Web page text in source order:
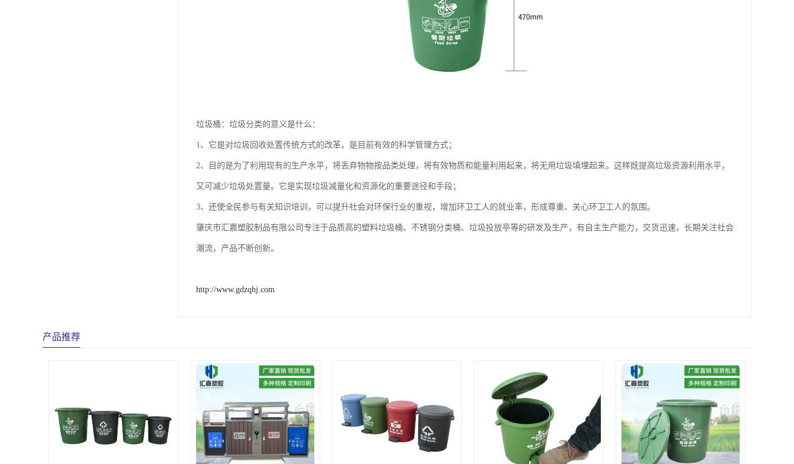
垃圾桶：垃圾分类的意义是什么：
1、它是对垃圾回收处置传统方式的改革，是目前有效的科学管理方式；
2、目的是为了利用现有的生产水平，将丢弃物物按品类处理，将有效物质和能量利用起来，将无用垃圾填埋起来。这样既提高垃圾资源利用水平，
又可减少垃圾处置量。它是实现垃圾减量化和资源化的重要途径和手段；
3、还使全民参与有关知识培训，可以提升社会对环保行业的重视，增加环卫工人的就业率，形成尊重、关心环卫工人的氛围。
肇庆市汇嘉塑胶制品有限公司专注于品质高的塑料垃圾桶、不锈钢分类桶、垃圾投放亭等的研发及生产，有自主生产能力，交货迅速，长期关注社会
潮流，产品不断创新。
http://www.gdzqhj.com
产品推荐